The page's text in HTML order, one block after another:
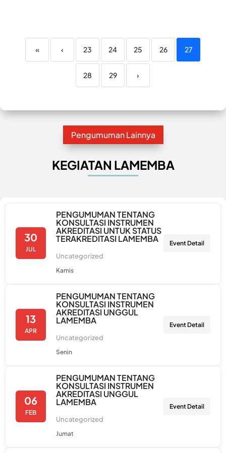
« ‹ 23 24 25 26 27
28 29 ›
Pengumuman Lainnya
KEGIATAN LAMEMBA
30
JUL
PENGUMUMAN TENTANG
KONSULTASI INSTRUMEN
AKREDITASI UNTUK STATUS
TERAKREDITASI LAMEMBA
Uncategorized
Kamis
Event Detail
13
APR
PENGUMUMAN TENTANG
KONSULTASI INSTRUMEN
AKREDITASI UNGGUL
LAMEMBA
Uncategorized
Senin
Event Detail
06
FEB
PENGUMUMAN TENTANG
KONSULTASI INSTRUMEN
AKREDITASI UNGGUL
LAMEMBA
Uncategorized
Jumat
Event Detail